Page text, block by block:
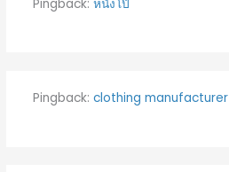
Pingback: หนังโป๊
Pingback: clothing manufacturer